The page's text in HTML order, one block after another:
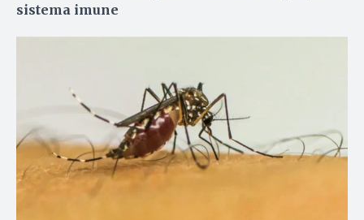
sistema imune